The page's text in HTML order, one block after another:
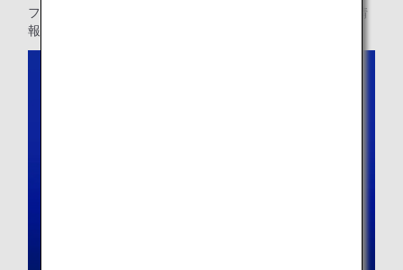
フライト検索時にシートマップや各種サービスなど欲しい情
報を確認することができます。